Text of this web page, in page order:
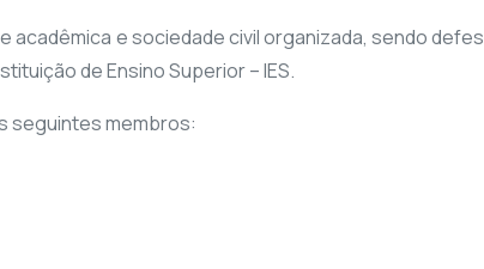
acadêmica e sociedade civil organizada, sendo
de Ensino Superior – IES.
seguintes membros: